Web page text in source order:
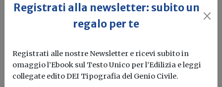
Permesso di costruire: quando il
Registrati alla newsletter: subito un
regalo per te
Registrati alle nostre Newsletter e ricevi subito in
omaggio l’Ebook sul Testo Unico per l’Edilizia e leggi
collegate edito DEI Tipografia del Genio Civile.